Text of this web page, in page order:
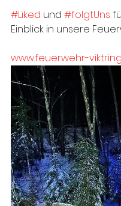
#Liked und #folgtUns
Einblick in unsere
www.feuerwehr-